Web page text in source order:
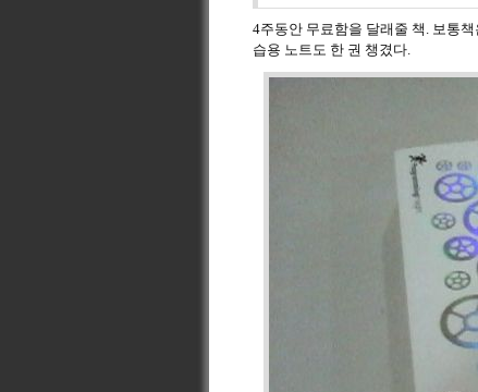
4주동안 무료함을 달래줄 책. 보통
습용 노트도 한 권 챙겼다.